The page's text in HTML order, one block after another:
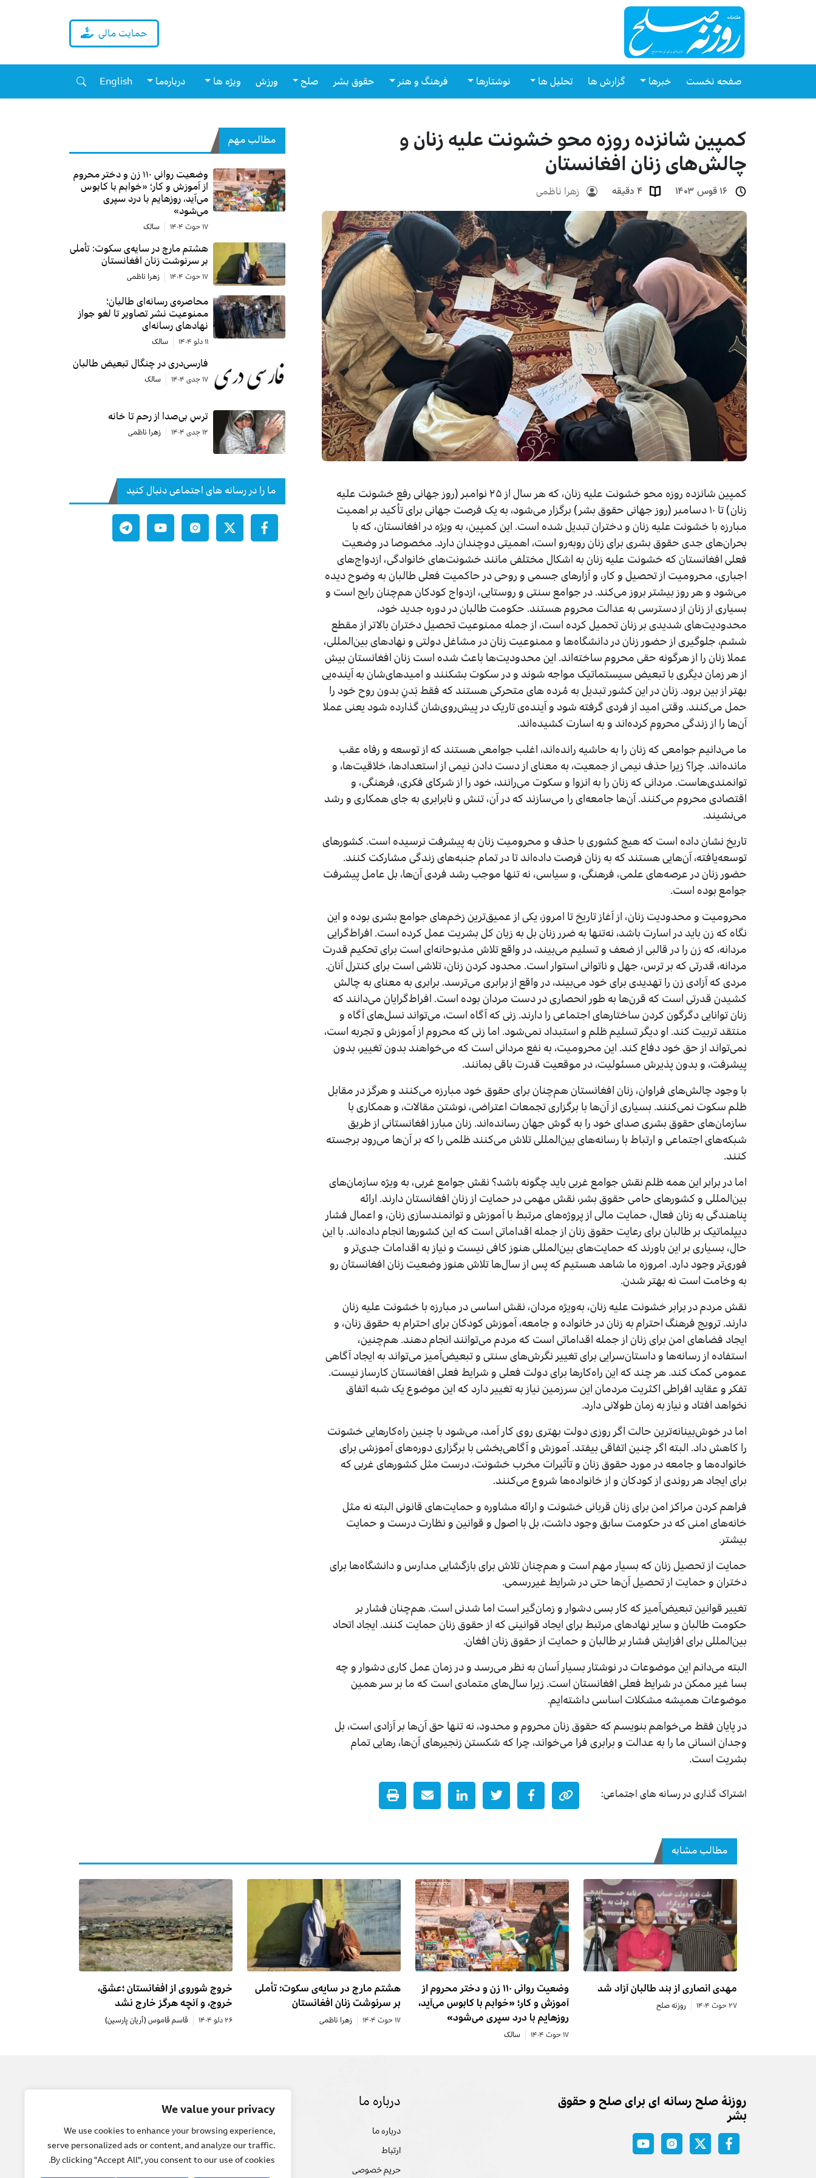
We value your privacy
We use cookies to enhance your browsing experience,
serve personalized ads or content, and analyze our traffic.
By clicking "Accept All", you consent to our use of cookies.
حمایت مالی
صفحه نخست خبرها گزارش ها تحلیل ها نوشتارها فرهنگ و هنر حقوق بشر صلح ورزش ویژه ها درباره‌ما English
کمپین شانزده روزه محو خشونت علیه زنان و
چالش‌های زنان افغانستان
۱۶ قوس ۱۴۰۳ ۴ دقیقه زهرا ناظمی
کمپین شانزده روزه محو خشونت علیه زنان، که هر سال از ۲۵ نوامبر (روز جهانی رفع خشونت علیه
زنان) تا ۱۰ دسامبر (روز جهانی حقوق بشر) برگزار می‌شود، به یک فرصت جهانی برای تأکید بر اهمیت
مبارزه با خشونت علیه زنان و دختران تبدیل شده است. این کمپین، به ویژه در افغانستان، که با
بحران‌های جدی حقوق بشری برای زنان روبه‌رو است، اهمیتی دوچندان دارد. مخصوصا در وضعیت
فعلی افغانستان که خشونت علیه زنان به اشکال مختلفی مانند خشونت‌های خانوادگی، ازدواج‌های
اجباری، محرومیت از تحصیل و کار، و آزارهای جسمی و روحی در حاکمیت فعلی طالبان به وضوح دیده
می‌شود و هر روز بیشتر بروز می‌کند. در جوامع سنتی و روستایی، ازدواج کودکان هم‌چنان رایج است و
بسیاری از زنان از دسترسی به عدالت محروم هستند. حکومت طالبان در دوره جدید خود،
محدودیت‌های شدیدی بر زنان تحمیل کرده است، از جمله ممنوعیت تحصیل دختران بالاتر از مقطع
ششم، جلوگیری از حضور زنان در دانشگاه‌ها و ممنوعیت زنان در مشاغل دولتی و نهادهای بین‌المللی،
عملا زنان را از هرگونه حقی محروم ساخته‌اند. این محدودیت‌ها باعث شده است زنان افغانستان بیش
از هر زمان دیگری با تبعیض سیستماتیک مواجه شوند و در سکوت بشکنند و امیدهای‌شان به آینده‌یی
بهتر از بین برود. زنان در این کشور تبدیل به مُرده های متحرکی هستند که فقط بَدنِ بدون روح خود را
حمل می‌کنند. وقتی امید از فردی گرفته شود و آینده‌ی تاریک در پیش‌روی‌شان گذارده شود یعنی عملا
آن‌ها را از زندگی محروم کرده‌اند و به اسارت کشیده‌اند.
ما می‌دانیم جوامعی که زنان را به حاشیه رانده‌اند، اغلب جوامعی هستند که از توسعه و رفاه عقب
مانده‌اند. چرا؟ زیرا حذف نیمی از جمعیت، به معنای از دست دادن نیمی از استعدادها، خلاقیت‌ها، و
توانمندی‌هاست. مردانی که زنان را به انزوا و سکوت می‌رانند، خود را از شرکای فکری، فرهنگی، و
اقتصادی محروم می‌کنند. آن‌ها جامعه‌ای را می‌سازند که در آن، تنش و نابرابری به جای همکاری و رشد
می‌نشیند.
تاریخ نشان داده است که هیچ کشوری با حذف و محرومیت زنان به پیشرفت نرسیده است. کشورهای
توسعه‌یافته، آن‌هایی هستند که به زنان فرصت داده‌اند تا در تمام جنبه‌های زندگی مشارکت کنند.
حضور زنان در عرصه‌های علمی، فرهنگی، و سیاسی، نه تنها موجب رشد فردی آن‌ها، بل عامل پیشرفت
جوامع بوده است.
محرومیت و محدودیت زنان، از آغاز تاریخ تا امروز، یکی از عمیق‌ترین زخم‌های جوامع بشری بوده و این
نگاه که زن باید در اسارت باشد، نه‌تنها به ضرر زنان بل به زیان کل بشریت عمل کرده است. افراط‌گرایی
مردانه، که زن را در قالبی از ضعف و تسلیم می‌بیند، در واقع تلاش مذبوحانه‌ای است برای تحکیم قدرت
مردانه، قدرتی که بر ترس، جهل و ناتوانی استوار است. محدود کردن زنان، تلاشی است برای کنترل آنان.
مردی که آزادی زن را تهدیدی برای خود می‌بیند، در واقع از برابری می‌ترسد. برابری به معنای به چالش
کشیدن قدرتی است که قرن‌ها به طور انحصاری در دست مردان بوده است. افراط‌گرایان می‌دانند که
زنان توانایی دگرگون کردن ساختارهای اجتماعی را دارند. زنی که آگاه است، می‌تواند نسل‌های آگاه و
منتقد تربیت کند. او دیگر تسلیم ظلم و استبداد نمی‌شود. اما زنی که محروم از آموزش و تجربه است،
نمی‌تواند از حق خود دفاع کند. این محرومیت، به نفع مردانی است که می‌خواهند بدون تغییر، بدون
پیشرفت، و بدون پذیرش مسئولیت، در موقعیت قدرت باقی بمانند.
با وجود چالش‌های فراوان، زنان افغانستان هم‌چنان برای حقوق خود مبارزه می‌کنند و هرگز در مقابل
ظلم سکوت نمی‌کنند. بسیاری از آن‌ها با برگزاری تجمعات اعتراضی، نوشتن مقالات، و همکاری با
سازمان‌های حقوق بشری صدای خود را به گوش جهان رسانده‌اند. زنان مبارز افغانستانی از طریق
شبکه‌های اجتماعی و ارتباط با رسانه‌های بین‌المللی تلاش می‌کنند ظلمی را که بر آن‌ها می‌رود برجسته
کنند.
اما در برابر این همه ظلم نقش جوامع غربی باید چگونه باشد؟ نقش جوامع غربی، به ویژه سازمان‌های
بین‌المللی و کشورهای حامی حقوق بشر، نقش مهمی در حمایت از زنان افغانستان دارند. ارائه
پناهندگی به زنان فعال، حمایت مالی از پروژه‌های مرتبط با آموزش و توانمندسازی زنان، و اعمال فشار
دیپلماتیک بر طالبان برای رعایت حقوق زنان از جمله اقداماتی است که این کشورها انجام داده‌اند. با این
حال، بسیاری بر این باورند که حمایت‌های بین‌المللی هنوز کافی نیست و نیاز به اقدامات جدی‌تر و
فوری‌تر وجود دارد. امروزه ما شاهد هستیم که پس از سال‌ها تلاش هنوز وضعیت زنان افغانستان رو
به وخامت است نه بهتر شدن.
نقش مردم در برابر خشونت علیه زنان، به‌ویژه مردان، نقش اساسی در مبارزه با خشونت علیه زنان
دارند. ترویج فرهنگ احترام به زنان در خانواده و جامعه، آموزش کودکان برای احترام به حقوق زنان، و
ایجاد فضاهای امن برای زنان از جمله اقداماتی است که مردم می‌توانند انجام دهند. هم‌چنین،
استفاده از رسانه‌ها و داستان‌سرایی برای تغییر نگرش‌های سنتی و تبعیض‌آمیز می‌تواند به ایجاد آگاهی
عمومی کمک کند. هر چند که این راه‌کارها برای دولت فعلی و شرایط فعلی افغانستان کارساز نیست.
تفکر و عقاید افراطی اکثریت مردمان این سرزمین نیاز به تغییر دارد که این موضوع یک شبه اتفاق
نخواهد افتاد و نیاز به زمان طولانی دارد.
اما در خوش‌بینانه‌ترین حالت اگر روزی دولت بهتری روی کار آمد، می‌شود با چنین راه‌کارهایی خشونت
را کاهش داد. البته اگر چنین اتفاقی بیفتد. آموزش و آگاهی‌بخشی با برگزاری دوره‌های آموزشی برای
خانواده‌ها و جامعه در مورد حقوق زنان و تأثیرات مخرب خشونت، درست مثل کشورهای غربی که
برای ایجاد هر روندی از کودکان و از خانواده‌ها شروع می‌کنند.
فراهم کردن مراکز امن برای زنان قربانی خشونت و ارائه مشاوره و حمایت‌های قانونی البته نه مثل
خانه‌های امنی که در حکومت سابق وجود داشت، بل با اصول و قوانین و نظارت درست و حمایت
بیشتر.
حمایت از تحصیل زنان که بسیار مهم است و هم‌چنان تلاش برای بازگشایی مدارس و دانشگاه‌ها برای
دختران و حمایت از تحصیل آن‌ها حتی در شرایط غیررسمی.
تغییر قوانین تبعیض‌آمیز که کار بسی دشوار و زمان‌گیر است اما شدنی است. هم‌چنان فشار بر
حکومت طالبان و سایر نهادهای مرتبط برای ایجاد قوانینی که از حقوق زنان حمایت کنند. ایجاد اتحاد
بین‌المللی برای افزایش فشار بر طالبان و حمایت از حقوق زنان افغان.
البته می‌دانم این موضوعات در نوشتار بسیار آسان به نظر می‌رسد و در زمان عمل کاری دشوار و چه
بسا غیر ممکن در شرایط فعلی افغانستان است. زیرا سال‌های متمادی است که ما بر سر همین
موضوعات همیشه مشکلات اساسی داشته‌ایم.
در پایان فقط می‌خواهم بنویسم که حقوق زنان محروم و محدود، نه تنها حق آن‌ها بر آزادی است، بل
وجدان انسانی ما را به عدالت و برابری فرا می‌خواند، چرا که شکستن زنجیرهای آن‌ها، رهایی تمام
بشریت است.
اشتراک گذاری در رسانه های اجتماعی:
مطالب مهم
وضعیت روانی ۱۱۰ زن و دختر محروم
از آموزش و کار؛ «خوابم با کابوس
می‌آید، روزهایم با درد سپری
می‌شود»
۱۷ حوت ۱۴۰۴ سالک
هشتم مارچ در سایه‌ی سکوت: تأملی
بر سرنوشت زنان افغانستان
۱۷ حوت ۱۴۰۴ زهرا ناظمی
محاصره‌ی رسانه‌ای طالبان؛
ممنوعیت نشر تصاویر تا لغو جواز
نهادهای رسانه‌ای
۱۱ دلو ۱۴۰۴ سالک
فارسی‌دری در چنگال تبعیض طالبان
۱۷ جدی ۱۴۰۴ سالک
ترسِ بی‌صدا از رحم تا خانه
۱۲ جدی ۱۴۰۴ زهرا ناظمی
ما را در رسانه های اجتماعی دنبال کنید
مطالب مشابه
مهدی انصاری از بند طالبان آزاد شد
۲۷ حوت ۱۴۰۴ روزنه صلح
وضعیت روانی ۱۱۰ زن و دختر محروم از
آموزش و کار؛ «خوابم با کابوس می‌آید،
روزهایم با درد سپری می‌شود»
۱۷ حوت ۱۴۰۴ سالک
هشتم مارچ در سایه‌ی سکوت: تأملی
بر سرنوشت زنان افغانستان
۱۷ حوت ۱۴۰۴ زهرا ناظمی
خروج شوروی از افغانستان ؛عشق،
خروج، و آنچه هرگز خارج نشد
۲۶ دلو ۱۴۰۴ قاسم قاموس (آریان پارسین)
روزنه‌ٔ صلح رسانه ای برای صلح و حقوق
بشر
درباره ما
درباره ما
ارتباط
حریم خصوصی
سخن ما
تحلیل ها
جامعه
صلح
حقوق بشر